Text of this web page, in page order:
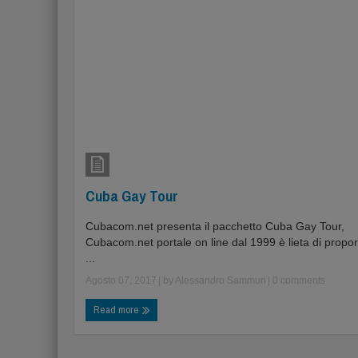
Cuba Gay Tour
Cubacom.net presenta il pacchetto Cuba Gay Tour,
Cubacom.net portale on line dal 1999 è lieta di
Agosto 07, 2017 | by Alessandro Sammuri 0 comments
Read more